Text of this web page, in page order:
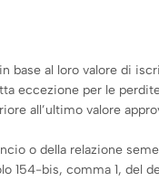
base al loro valore di
eccezione per le
all’ultimo valore
o della relazione
154-bis, comma 1, del